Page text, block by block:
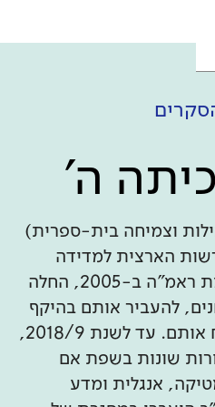
ה'
וצמיחה בית-ספרית)
הארצית למדידה
והערכה בחינוך. עם הקמת ראמ"ה ב-2005, החלה
להעביר אותם בהיקף
רחב, לבדוק אותם ולנתח אותם. עד לשנת 2018/9,
שונות בשפת אם
אנגלית ומדע